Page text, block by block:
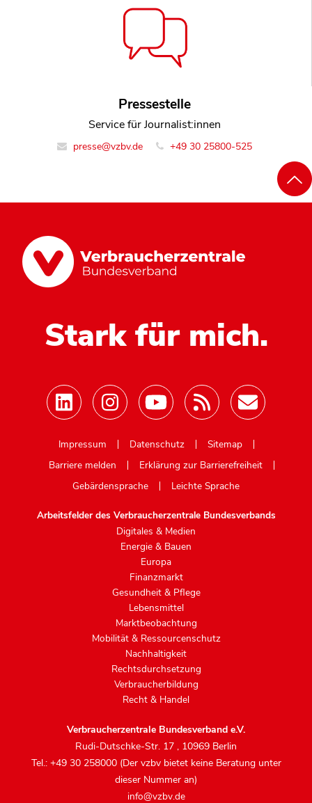
Pressestelle
Service für Journalist:innen
presse@vzbv.de +49 30 25800-525
Stark für mich.
Impressum
Datenschutz
Sitemap
Barriere melden
Erklärung zur Barrierefreiheit
Gebärdensprache
Leichte Sprache
Arbeitsfelder des Verbraucherzentrale Bundesverbands
Digitales & Medien
Energie & Bauen
Europa
Finanzmarkt
Gesundheit & Pflege
Lebensmittel
Marktbeobachtung
Mobilität & Ressourcenschutz
Nachhaltigkeit
Rechtsdurchsetzung
Verbraucherbildung
Recht & Handel
Verbraucherzentrale Bundesverband e.V.
Rudi-Dutschke-Str. 17 , 10969 Berlin
Tel.: +49 30 258000 (Der vzbv bietet keine Beratung unter
dieser Nummer an)
info@vzbv.de